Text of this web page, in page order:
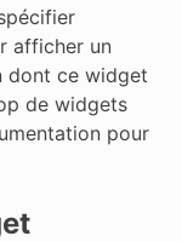
afficher un
dont ce widget
de widgets
pour